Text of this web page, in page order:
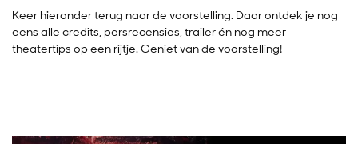
Keer hieronder terug naar de voorstelling. Daar ontdek je nog
eens alle credits, persrecensies, trailer én nog meer
theatertips op een rijtje. Geniet van de voorstelling!